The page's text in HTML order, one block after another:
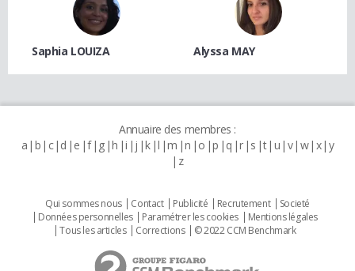
Saphia LOUIZA Alyssa MAY
Annuaire des membres :
a b c d e f g h i j k l m n o p q r s t u v w x y
z
Qui sommes nous Contact Publicité Recrutement
Societé
Données personnelles
Paramétrer les cookies
Mentions légales
Tous les articles
Corrections © 2022 CCM Benchmark